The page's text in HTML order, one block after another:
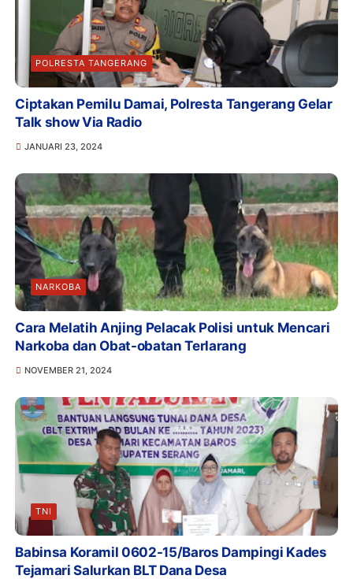
POLRESTA TANGERANG
Ciptakan Pemilu Damai, Polresta Tangerang Gelar
Talk show Via Radio
JANUARI 23, 2024
NARKOBA
Cara Melatih Anjing Pelacak Polisi untuk Mencari
Narkoba dan Obat-obatan Terlarang
NOVEMBER 21, 2024
TNI
Babinsa Koramil 0602-15/Baros Dampingi Kades
Tejamari Salurkan BLT Dana Desa